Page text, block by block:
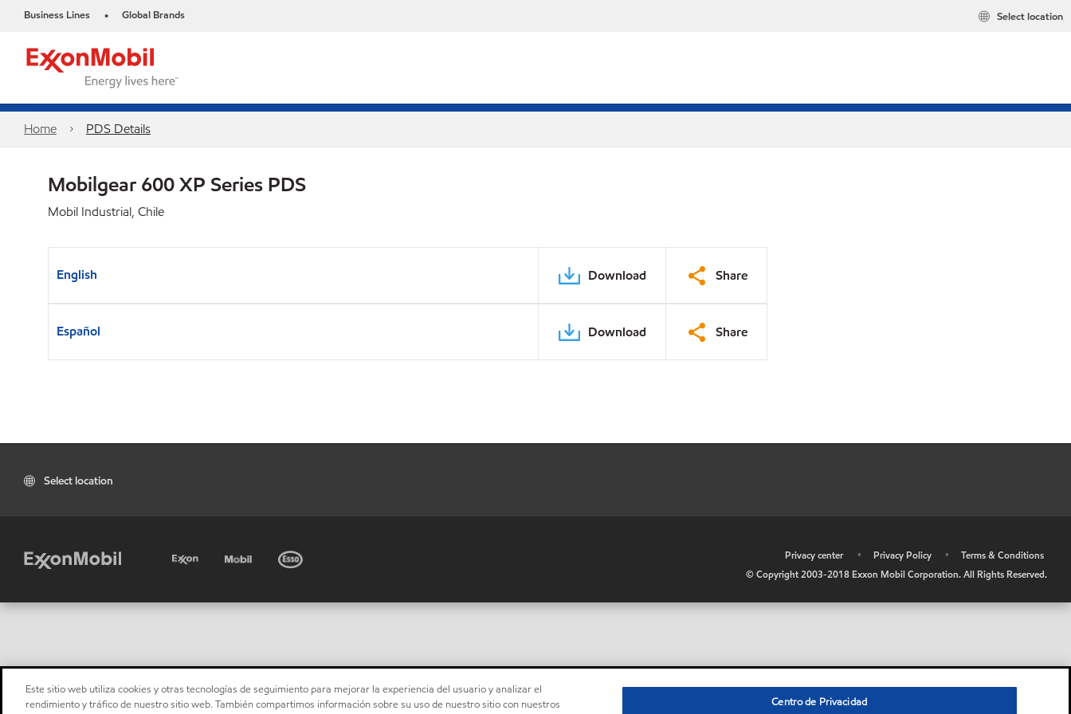
Business Lines • Global Brands Select location
Home PDS Details
Mobilgear 600 XP Series PDS
Mobil Industrial, Chile
English Download Share
Español Download Share
Select location
Privacy center • Privacy Policy •
Terms & Conditions
© Copyright 2003-2018 Exxon Mobil Corporation. All Rights Reserved.
Este sitio web utiliza cookies y otras tecnologías de seguimiento para mejorar la experiencia del usuario y analizar el
rendimiento y tráfico de nuestro sitio web. También compartimos información sobre su uso de nuestro sitio con nuestros
Centro de Privacidad